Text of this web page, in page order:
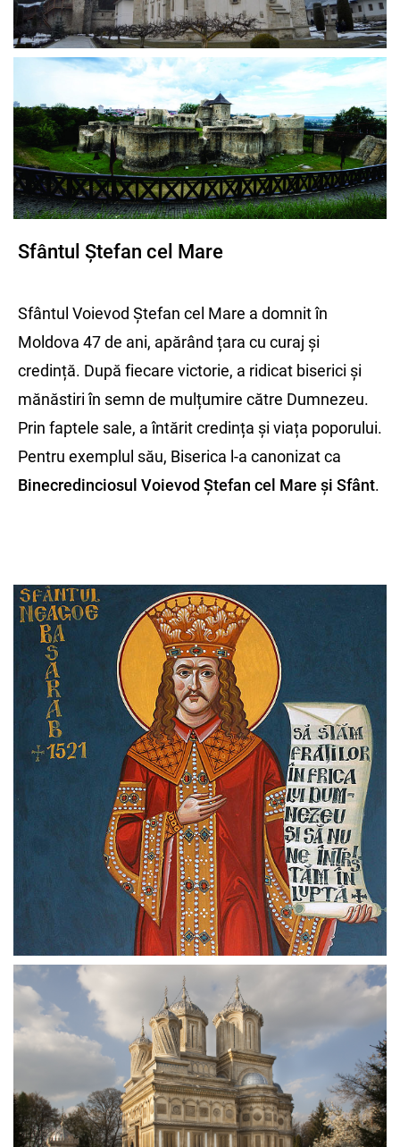
Sfântul Ștefan cel Mare
Sfântul Voievod Ștefan cel Mare a domnit în
Moldova 47 de ani, apărând țara cu curaj și
credință. După fiecare victorie, a ridicat biserici și
mănăstiri în semn de mulțumire către Dumnezeu.
Prin faptele sale, a întărit credința și viața poporului.
Pentru exemplul său, Biserica l-a canonizat ca
Binecredinciosul Voievod Ștefan cel Mare și Sfânt.